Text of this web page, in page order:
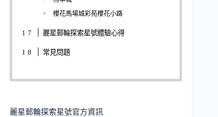
櫻花馬場城彩苑櫻花小路
麗星郵輪探索星號體驗心得
常見問題
麗星郵輪探索星號官方資訊